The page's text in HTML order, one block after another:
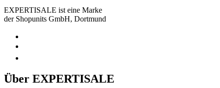
EXPERTISALE ist eine Marke
der Shopunits GmbH, Dortmund
Über EXPERTISALE